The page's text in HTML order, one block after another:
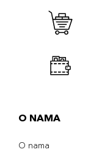
O NAMA
O nama